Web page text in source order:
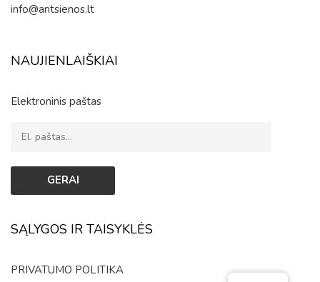
info@antsienos.lt
NAUJIENLAIŠKIAI
Elektroninis paštas
SĄLYGOS IR TAISYKLĖS
PRIVATUMO POLITIKA